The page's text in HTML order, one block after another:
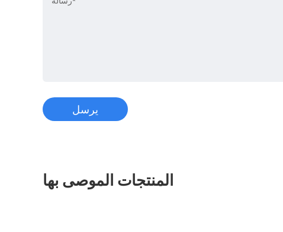
المنتجات الموصى بها